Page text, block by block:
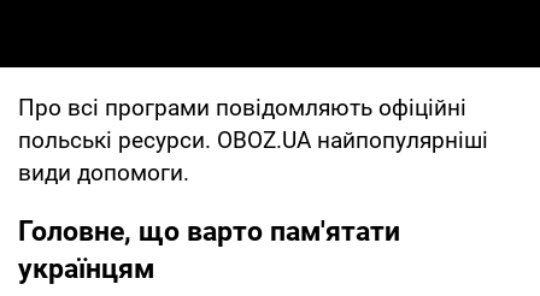
Про всі програми повідомляють офіційні
польські ресурси. OBOZ.UA найпопулярніші
види допомоги.
Головне, що варто пам'ятати
українцям